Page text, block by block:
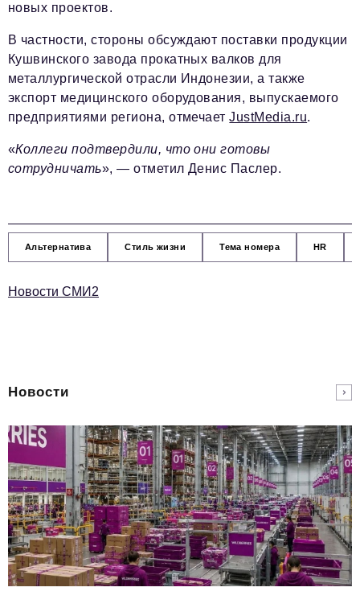
новых проектов.
В частности, стороны обсуждают поставки продукции
Кушвинского завода прокатных валков для
металлургической отрасли Индонезии, а также
экспорт медицинского оборудования, выпускаемого
предприятиями региона, отмечаетJustMedia.ru.
«Коллеги подтвердили, что они готовы
сотрудничать», — отметил Денис Паслер.
Альтернатива Стиль жизни Тема номера HR
Новости СМИ2
Новости